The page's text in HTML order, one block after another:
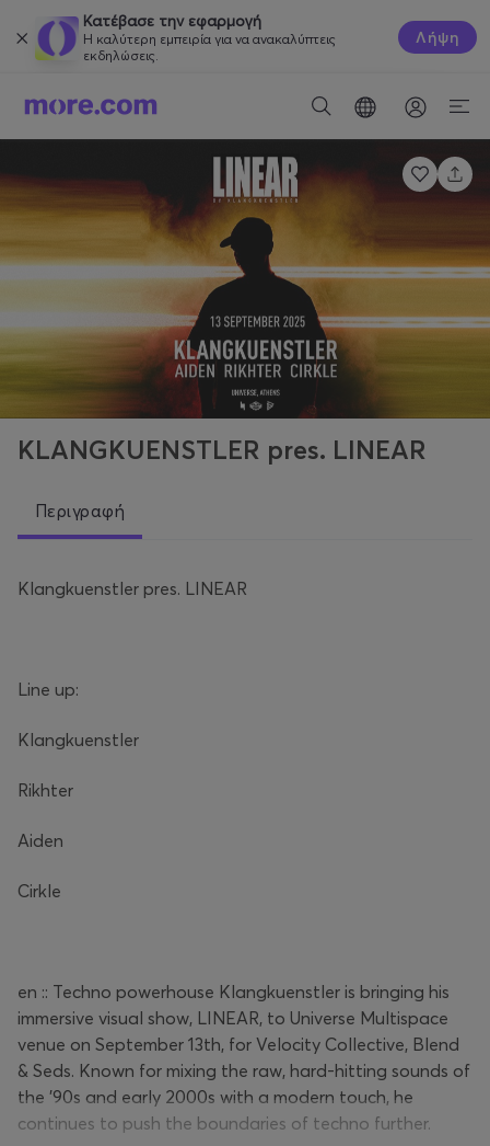
Κατέβασε την εφαρμογή
Η καλύτερη εμπειρία για να ανακαλύπτεις
εκδηλώσεις.
Λήψη
KLANGKUENSTLER pres. LINEAR
Περιγραφή
Klangkuenstler pres. LINEAR
Line up:
Klangkuenstler
Rikhter
Aiden
Cirkle
en :: Techno powerhouse Klangkuenstler is bringing his
immersive visual show, LINEAR, to Universe Multispace
venue on September 13th, for Velocity Collective, Blend
& Seds. Known for mixing the raw, hard-hitting sounds of
the ’90s and early 2000s with a modern touch, he
continues to push the boundaries of techno further.